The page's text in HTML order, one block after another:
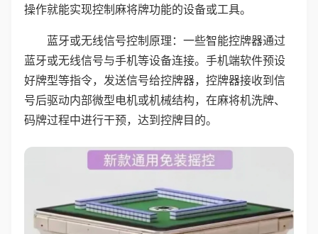
操作就能实现控制麻将牌功能的设备或工具。
蓝牙或无线信号控制原理：一些智能控牌器通过
蓝牙或无线信号与手机等设备连接。手机端软件预设
好牌型等指令，发送信号给控牌器，控牌器接收到信
号后驱动内部微型电机或机械结构，在麻将机洗牌、
码牌过程中进行干预，达到控牌目的。